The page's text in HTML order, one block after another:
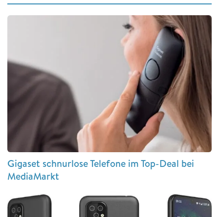
Gigaset schnurlose Telefone im Top-Deal bei
MediaMarkt